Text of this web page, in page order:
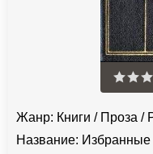
Жанр: Книги / Проза /
Название: Избранные